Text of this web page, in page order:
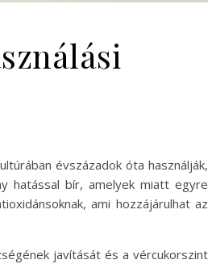
évszázadok óta használják,
hatással bír, amelyek miatt egyre
ami hozzájárulhat az
javítását és a vércukorszint